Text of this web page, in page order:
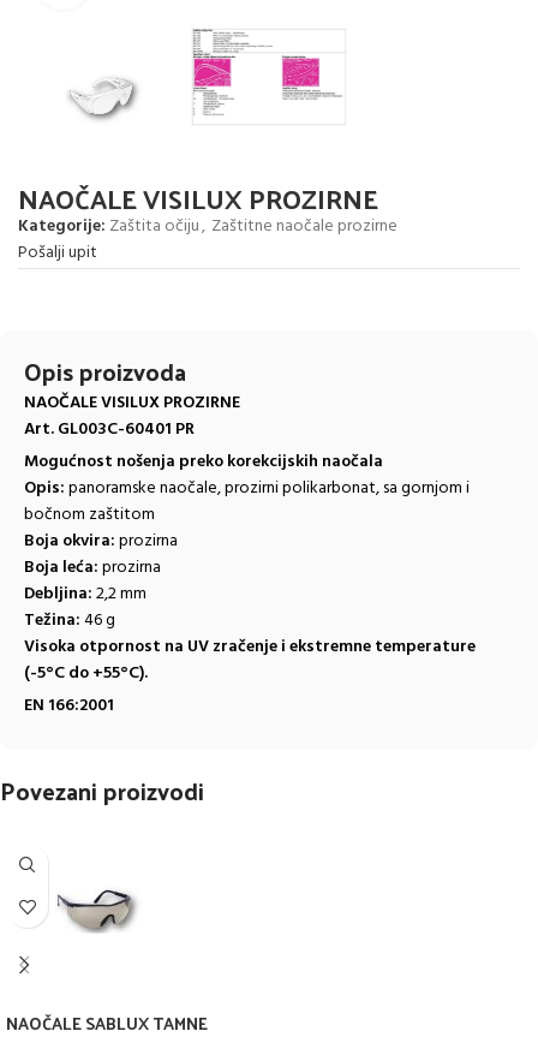
NAOČALE VISILUX PROZIRNE
Kategorije: Zaštita očiju, Zaštitne naočale prozirne
Pošalji upit
Opis proizvoda
NAOČALE VISILUX PROZIRNE
Art. GL003C-60401 PR
Mogućnost nošenja preko korekcijskih naočala
Opis:panoramske naočale, prozirni polikarbonat, sa gornjom i
bočnom zaštitom
Boja okvira:prozirna
Boja leća:prozirna
Debljina:2,2 mm
Težina:46 g
Visoka otpornost na UV zračenje i ekstremne temperature
(-5°C do +55°C).
EN 166:2001
Povezani proizvodi
NAOČALE SABLUX TAMNE